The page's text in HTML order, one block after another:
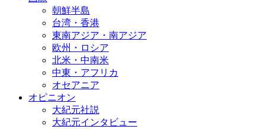
朝鮮半島
台湾・香港
東南アジア・南アジア
欧州・ロシア
北米・中南米
中東・アフリカ
オセアニア
オピニオン
大紀元社説
大紀元インタビュー